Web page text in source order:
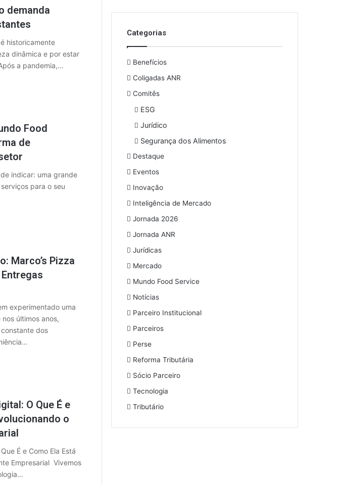
demanda
historicamente
dinâmica e por estar
a pandemia,…
Food
de
indicar: uma grande
para o seu
Marco’s Pizza
experimentado uma
últimos anos,
dos
O Que É e
o
É e Como Ela Está
Empresarial Vivemos
s
u
e
d
e
e
a
i
Categorias
Benefícios
Coligadas ANR
Comitês
ESG
Jurídico
Segurança dos Alimentos
Destaque
Eventos
Inovação
Inteligência de Mercado
Jornada 2026
Jornada ANR
Jurídicas
Mercado
Mundo Food Service
Notícias
Parceiro Institucional
Parceiros
Perse
Reforma Tributária
Sócio Parceiro
Tecnologia
Tributário